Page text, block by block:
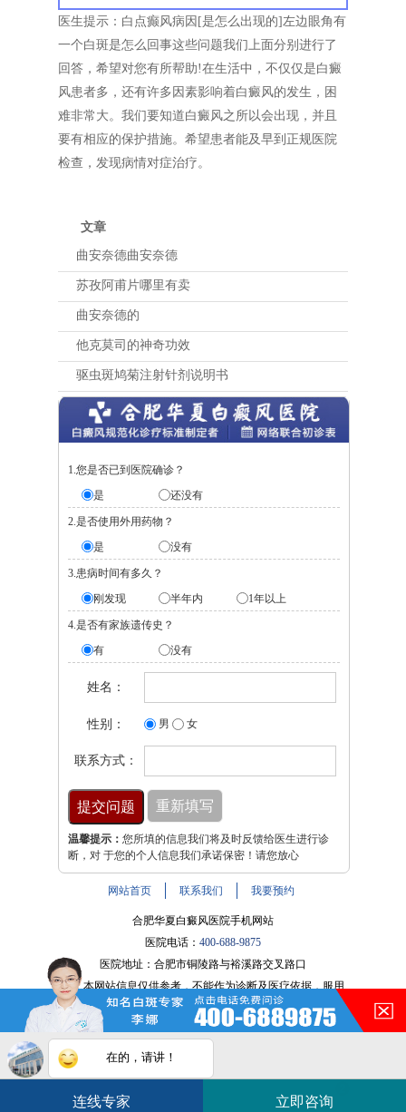
医生提示：白点癫风病因[是怎么出现的]左边眼角有
一个白斑是怎么回事这些问题我们上面分别进行了
回答，希望对您有所帮助!在生活中，不仅仅是白癜
风患者多，还有许多因素影响着白癜风的发生，困
难非常大。我们要知道白癜风之所以会出现，并且
要有相应的保护措施。希望患者能及早到正规医院
检查，发现病情对症治疗。
文章
曲安奈德曲安奈德
苏孜阿甫片哪里有卖
曲安奈德的
他克莫司的神奇功效
驱虫斑鸠菊注射针剂说明书
1.您是否已到医院确诊？
是
还没有
2.是否使用外用药物？
是
没有
3.患病时间有多久？
刚发现
半年内 1年以上
4.是否有家族遗传史？
有
没有
姓名：
性别： 男 女
联系方式：
温馨提示： 您所填的信息我们将及时反馈给医生进行诊
断，对 于您的个人信息我们承诺保密！请您放心
网站首页 联系我们 我要预约
合肥华夏白癜风医院手机网站
医院电话： 400-688-9875
医院地址：合肥市铜陵路与裕溪路交叉路口
注：本网站信息仅供参考，不能作为诊断及医疗依据，服用
药物或进行治疗时请遵医嘱。如有转载或引用文章涉及版权
问题，请与我们联系。
皖ICP备16014022号-9
皖公网安备 34010202600947号
在的，请讲！
您的白斑在什么部位？
连线专家 立即咨询
白斑在线问医生
如何快速治好白癜风？